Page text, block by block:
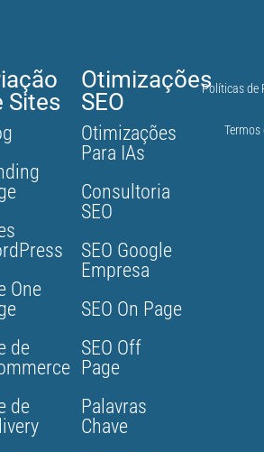
Sites
One
de
de
Otimizações
SEO
Otimizações
Para IAs
Consultoria
SEO
SEO Google
Empresa
SEO On Page
SEO Off
Page
Palavras
Chave
Políticas de
Termos